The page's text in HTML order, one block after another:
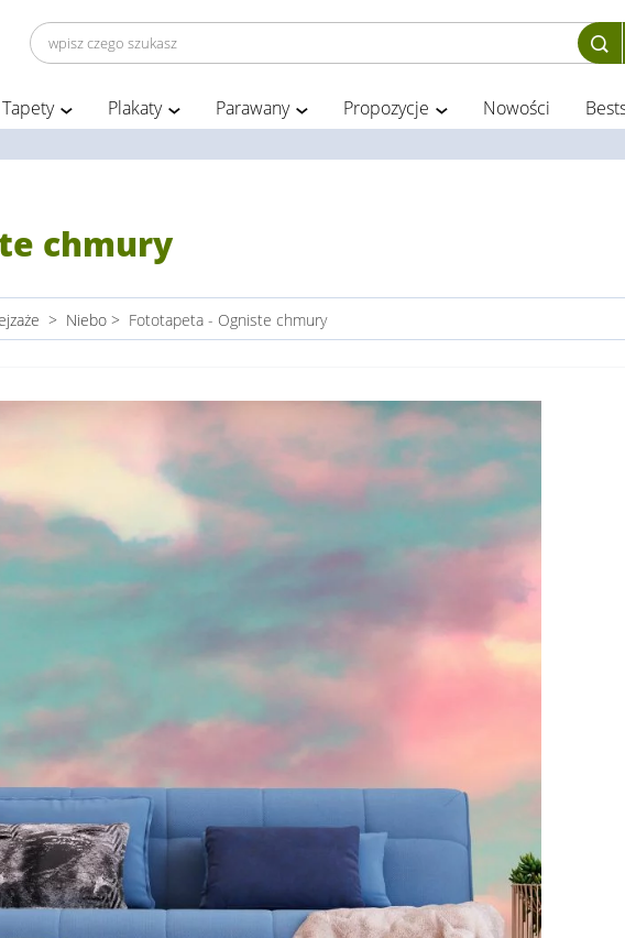
Tapety Plakaty Parawany Propozycje Nowości
chmury
> Niebo > Fototapeta - Ogniste chmury